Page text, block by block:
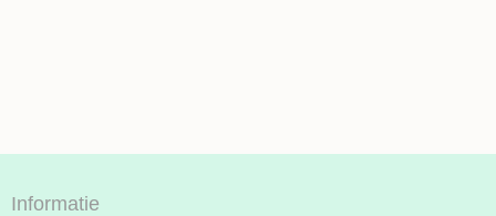
Informatie